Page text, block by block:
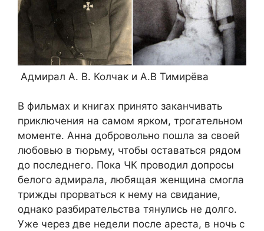
Адмирал А. В. Колчак и А.В Тимирёва
В фильмах и книгах принято заканчивать
приключения на самом ярком, трогательном
моменте. Анна добровольно пошла за своей
любовью в тюрьму, чтобы оставаться рядом
до последнего. Пока ЧК проводил допросы
белого адмирала, любящая женщина смогла
трижды прорваться к нему на свидание,
однако разбирательства тянулись не долго.
Уже через две недели после ареста, в ночь с